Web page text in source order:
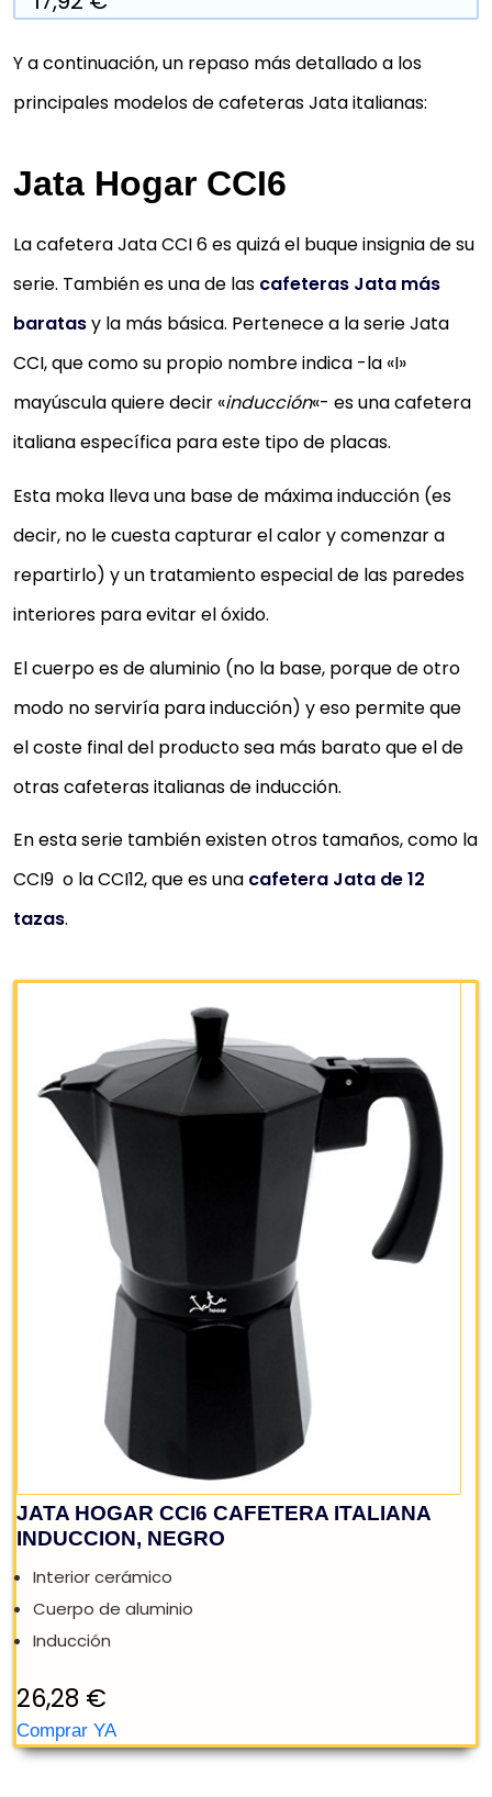
Y a continuación, un repaso más detallado a los
principales modelos de cafeteras Jata italianas:
Jata Hogar CCI6
La cafetera Jata CCI 6 es quizá el buque insignia de su
serie. También es una de las cafeteras Jata más
baratasy la más básica. Pertenece a la serie Jata
CCI, que como su propio nombre indica -la «I»
mayúscula quiere decir «inducción«- es una cafetera
italiana específica para este tipo de placas.
Esta moka lleva una base de máxima inducción (es
decir, no le cuesta capturar el calor y comenzar a
repartirlo) y un tratamiento especial de las paredes
interiores para evitar el óxido.
El cuerpo es de aluminio (no la base, porque de otro
modo no serviría para inducción) y eso permite que
el coste final del producto sea más barato que el de
otras cafeteras italianas de inducción.
En esta serie también existen otros tamaños, como la
CCI9 o la CCI12, que es una cafetera Jata de 12
tazas.